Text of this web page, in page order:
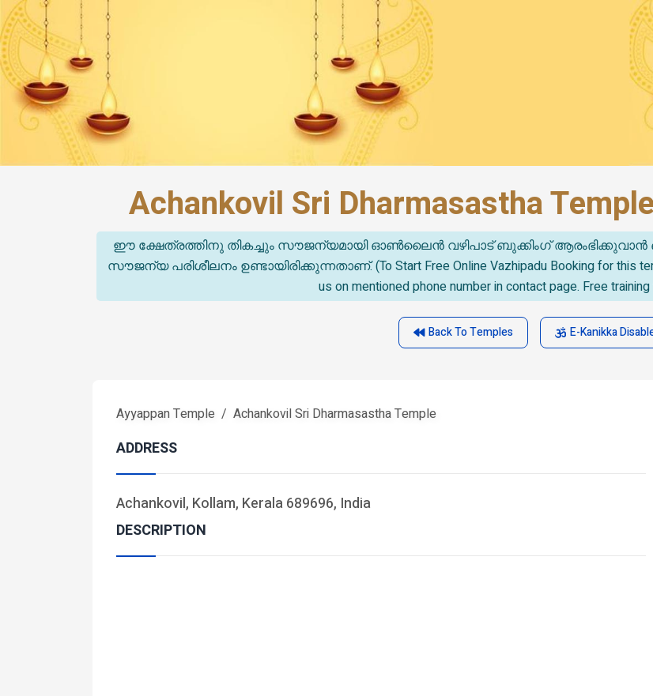
Achankovil Sri Dharmasastha
ഈ ക്ഷേത്രത്തിനു തികച്ചും സൗജന്യമായി ഓൺലൈൻ വഴിപാട് ബുക്കിംഗ് ആരംഭിക്കുവാൻ
സൗജന്യ പരിശീലനം ഉണ്ടായിരിക്കുന്നതാണ്. (To Start Free Online Vazhipadu Booking for this
us on mentioned phone number in contact page. Free
Back To Temples E-Kanikka
Ayyappan Temple Achankovil Sri Dharmasastha Temple
ADDRESS
Achankovil, Kollam, Kerala 689696, India
DESCRIPTION